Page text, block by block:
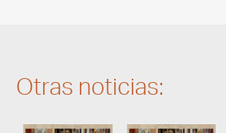
Otras noticias: